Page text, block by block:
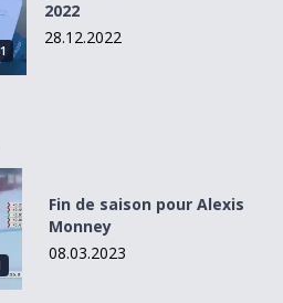
2022
28.12.2022
Monney
Fin de saison pour Alexis
Monney
08.03.2023